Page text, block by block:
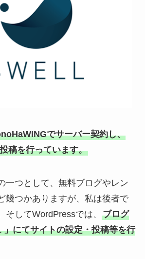
でサーバー契約し、
稿を行っています。
一つとして、無料ブログやレン
幾つかありますが、私は後者で
そしてWordPressでは、 ブログ
」にてサイトの設定・投稿等を行